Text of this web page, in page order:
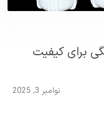
برای کیفیت
نوامبر 3, 2025